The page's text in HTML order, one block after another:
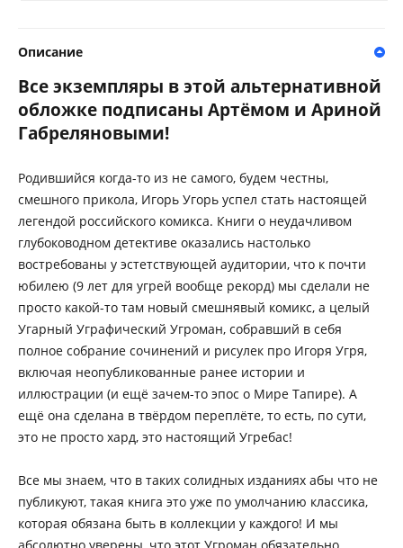
Описание
Все экземпляры в этой альтернативной
обложке подписаны Артёмом и Ариной
Габреляновыми!
Родившийся когда-то из не самого, будем честны,
смешного прикола, Игорь Угорь успел стать настоящей
легендой российского комикса. Книги о неудачливом
глубоководном детективе оказались настолько
востребованы у эстетствующей аудитории, что к почти
юбилею (9 лет для угрей вообще рекорд) мы сделали не
просто какой-то там новый смешнявый комикс, а целый
Угарный Уграфический Угроман, собравший в себя
полное собрание сочинений и рисулек про Игоря Угря,
включая неопубликованные ранее истории и
иллюстрации (и ещё зачем-то эпос о Мире Тапире). А
ещё она сделана в твёрдом переплёте, то есть, по сути,
это не просто хард, это настоящий Угребас!
Все мы знаем, что в таких солидных изданиях абы что не
публикуют, такая книга это уже по умолчанию классика,
которая обязана быть в коллекции у каждого! И мы